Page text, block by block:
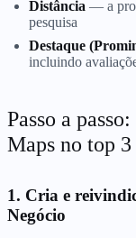
Distância — a
pesquisa
Destaque
incluindo
Passo a
Maps no top 3
1. Cria e
Negócio